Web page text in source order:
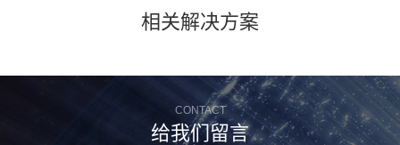
相关解决方案
CONTACT
给我们留言